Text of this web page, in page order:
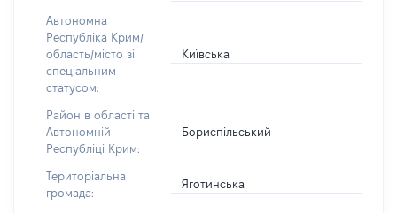
Автономна
Республіка Крим/
область/місто зі
спеціальним
статусом:
Київська
Район в області та
Автономній
Республіці Крим:
Бориспільський
Територіальна
громада:
Яготинська